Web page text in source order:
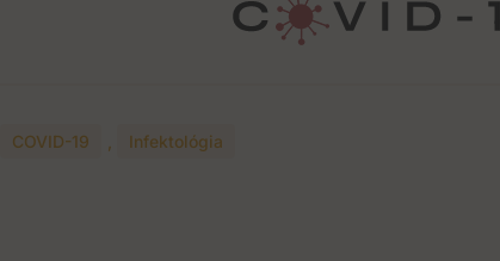
COVID-19 Infektológia